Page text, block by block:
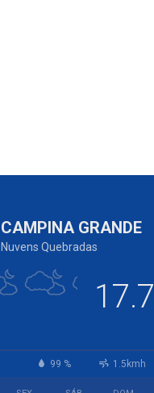
CAMPINA GRANDE
Nuvens Quebradas
17.7
99 % 1.5kmh